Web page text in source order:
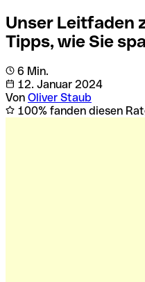
Unser Leitfaden
Tipps, wie Sie
6 Min.
12. Januar 2024
Von Oliver Staub
100% fanden diesen